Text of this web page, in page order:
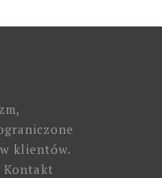
klientów.
Kontakt